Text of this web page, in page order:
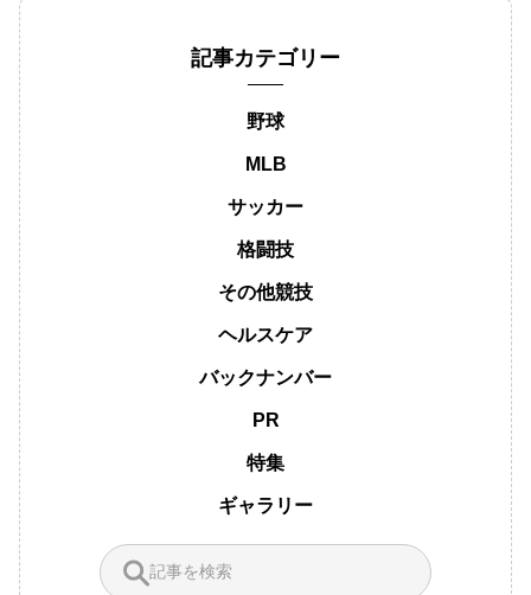
記事カテゴリー
野球
MLB
サッカー
格闘技
その他競技
ヘルスケア
バックナンバー
PR
特集
ギャラリー